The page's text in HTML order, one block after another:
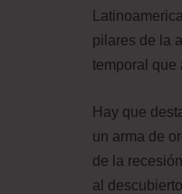
pilares de la
temporal que
Hay que
un arma de
de la
al